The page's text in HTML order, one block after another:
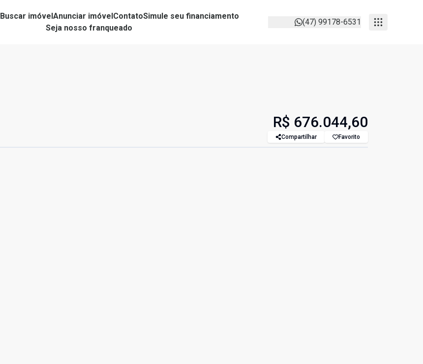
Buscar imóvelAnunciar imóvelContatoSimule seu financiamento
Seja nosso franqueado
(47) 99178-6531
R$ 676.044,60
Compartilhar Favorito